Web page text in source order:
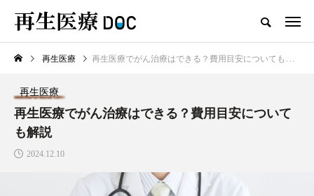
再生医療
再生医療 再生医療でがん治療はできる？費用目安についても解説
再生医療
再生医療でがん治療はできる？費用目安について
も解説
2024.12.10